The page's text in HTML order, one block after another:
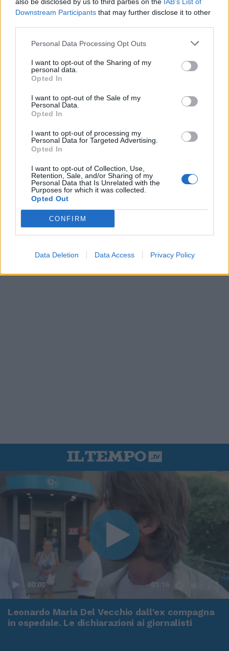
Downstream Participants that may further disclose it to other
Personal Data Processing Opt Outs
I want to opt-out of the Sharing of my
personal data.
Opted In
I want to opt-out of the Sale of my
Personal Data.
Opted In
I want to opt-out of processing my
Personal Data for Targeted Advertising.
Opted In
I want to opt-out of Collection, Use,
Retention, Sale, and/or Sharing of my
Personal Data that Is Unrelated with the
Purposes for which it was collected.
Opted Out
CONFIRM
Data Deletion Data Access Privacy Policy
00:00 01:16
Leonardo Maria Del Vecchio dall'ex compagna
in ospedale. Le dichiarazioni ai giornalisti